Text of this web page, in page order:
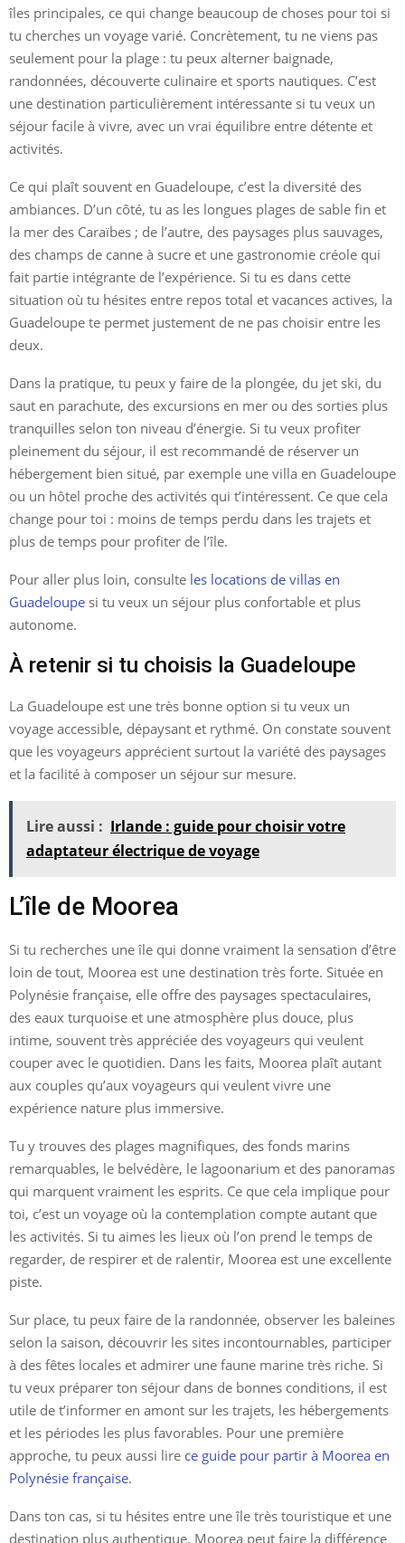
îles principales, ce qui change beaucoup de choses pour toi si
tu cherches un voyage varié. Concrètement, tu ne viens pas
seulement pour la plage : tu peux alterner baignade,
randonnées, découverte culinaire et sports nautiques. C’est
une destination particulièrement intéressante si tu veux un
séjour facile à vivre, avec un vrai équilibre entre détente et
activités.
Ce qui plaît souvent en Guadeloupe, c’est la diversité des
ambiances. D’un côté, tu as les longues plages de sable fin et
la mer des Caraïbes ; de l’autre, des paysages plus sauvages,
des champs de canne à sucre et une gastronomie créole qui
fait partie intégrante de l’expérience. Si tu es dans cette
situation où tu hésites entre repos total et vacances actives, la
Guadeloupe te permet justement de ne pas choisir entre les
deux.
Dans la pratique, tu peux y faire de la plongée, du jet ski, du
saut en parachute, des excursions en mer ou des sorties plus
tranquilles selon ton niveau d’énergie. Si tu veux profiter
pleinement du séjour, il est recommandé de réserver un
hébergement bien situé, par exemple une villa en Guadeloupe
ou un hôtel proche des activités qui t’intéressent. Ce que cela
change pour toi : moins de temps perdu dans les trajets et
plus de temps pour profiter de l’île.
Pour aller plus loin, consulte les locations de villas en
Guadeloupe si tu veux un séjour plus confortable et plus
autonome.
À retenir si tu choisis la Guadeloupe
La Guadeloupe est une très bonne option si tu veux un
voyage accessible, dépaysant et rythmé. On constate souvent
que les voyageurs apprécient surtout la variété des paysages
et la facilité à composer un séjour sur mesure.
Lire aussi : Irlande : guide pour choisir votre
adaptateur électrique de voyage
L’île de Moorea
Si tu recherches une île qui donne vraiment la sensation d’être
loin de tout, Moorea est une destination très forte. Située en
Polynésie française, elle offre des paysages spectaculaires,
des eaux turquoise et une atmosphère plus douce, plus
intime, souvent très appréciée des voyageurs qui veulent
couper avec le quotidien. Dans les faits, Moorea plaît autant
aux couples qu’aux voyageurs qui veulent vivre une
expérience nature plus immersive.
Tu y trouves des plages magnifiques, des fonds marins
remarquables, le belvédère, le lagoonarium et des panoramas
qui marquent vraiment les esprits. Ce que cela implique pour
toi, c’est un voyage où la contemplation compte autant que
les activités. Si tu aimes les lieux où l’on prend le temps de
regarder, de respirer et de ralentir, Moorea est une excellente
piste.
Sur place, tu peux faire de la randonnée, observer les baleines
selon la saison, découvrir les sites incontournables, participer
à des fêtes locales et admirer une faune marine très riche. Si
tu veux préparer ton séjour dans de bonnes conditions, il est
utile de t’informer en amont sur les trajets, les hébergements
et les périodes les plus favorables. Pour une première
approche, tu peux aussi lire ce guide pour partir à Moorea en
Polynésie française.
Dans ton cas, si tu hésites entre une île très touristique et une
destination plus authentique, Moorea peut faire la différence